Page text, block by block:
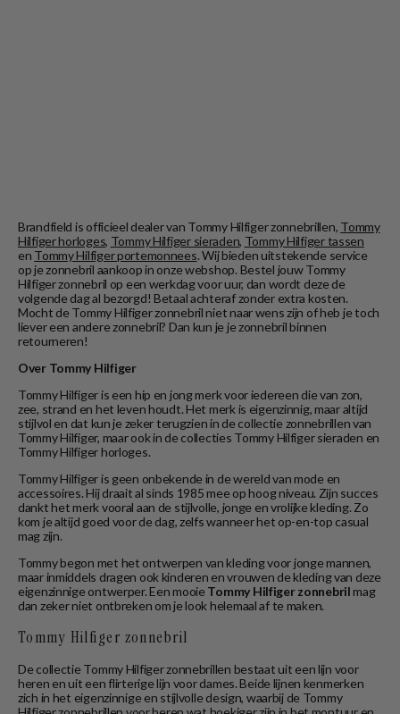
Brandfield is officieel dealer van Tommy Hilfiger zonnebrillen, Tommy
Hilfiger horloges, Tommy Hilfiger sieraden, Tommy Hilfiger tassen
en Tommy Hilfiger portemonnees. Wij bieden uitstekende service
op je zonnebril aankoop in onze webshop. Bestel jouw Tommy
Hilfiger zonnebril op een werkdag voor uur, dan wordt deze de
volgende dag al bezorgd! Betaal achteraf zonder extra kosten.
Mocht de Tommy Hilfiger zonnebril niet naar wens zijn of heb je toch
liever een andere zonnebril? Dan kun je je zonnebril binnen
retourneren!
Over Tommy Hilfiger
Tommy Hilfiger is een hip en jong merk voor iedereen die van zon,
zee, strand en het leven houdt. Het merk is eigenzinnig, maar altijd
stijlvol en dat kun je zeker terugzien in de collectie zonnebrillen van
Tommy Hilfiger, maar ook in de collecties Tommy Hilfiger sieraden en
Tommy Hilfiger horloges.
Tommy Hilfiger is geen onbekende in de wereld van mode en
accessoires. Hij draait al sinds 1985 mee op hoog niveau. Zijn succes
dankt het merk vooral aan de stijlvolle, jonge en vrolijke kleding. Zo
kom je altijd goed voor de dag, zelfs wanneer het op-en-top casual
mag zijn.
Tommy begon met het ontwerpen van kleding voor jonge mannen,
maar inmiddels dragen ook kinderen en vrouwen de kleding van deze
eigenzinnige ontwerper. Een mooie Tommy Hilfiger zonnebrilmag
dan zeker niet ontbreken om je look helemaal af te maken.
Tommy Hilfiger zonnebril
De collectie Tommy Hilfiger zonnebrillen bestaat uit een lijn voor
heren en uit een flirterige lijn voor dames. Beide lijnen kenmerken
zich in het eigenzinnige en stijlvolle design, waarbij de Tommy